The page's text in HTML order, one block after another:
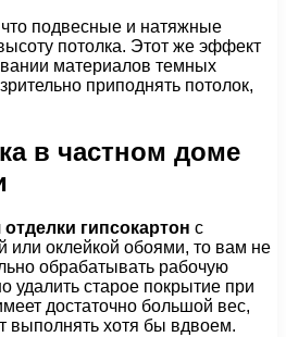
подвесные и натяжные
потолка. Этот же эффект
материалов темных
приподнять потолок,
в частном доме
гипсокартон с
или оклейкой обоями, то вам не
обрабатывать рабочую
удалить старое покрытие при
достаточно большой вес,
выполнять хотя бы вдвоем.